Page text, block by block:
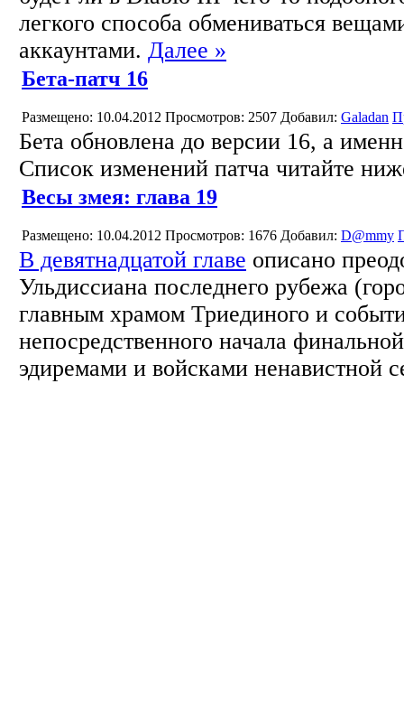
легкого способа обмениваться
аккаунтами. Далее »
Бета-патч 16
Размещено: 10.04.2012 Просмотров: 2507 Добавил: Galadan
Бета обновлена до версии 16, а
Список изменений патча читайте
Весы змея: глава 19
Размещено: 10.04.2012 Просмотров: 1676 Добавил: D@mmy
В девятнадцатой главе описано
Ульдиссиана последнего рубежа
главным храмом Триединого и
непосредственного начала
эдиремами и войсками ненавистной